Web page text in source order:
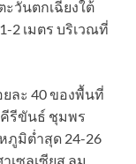
วันตกเฉียงใต้
2 เมตร บริเวณที่
ละ 40 ของพื้นที่
รีขันธ์ ชุมพร
ภูมิต่ำสุด 24-26
เซลเซียส ลม